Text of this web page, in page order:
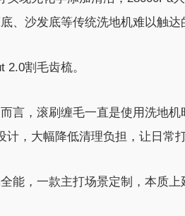
、沙发底等传统洗地机难以触达
2.0割毛齿梳。
言，滚刷缠毛一直是使用洗地
计，大幅降低清理负担，让日常
能，一款主打场景定制，本质